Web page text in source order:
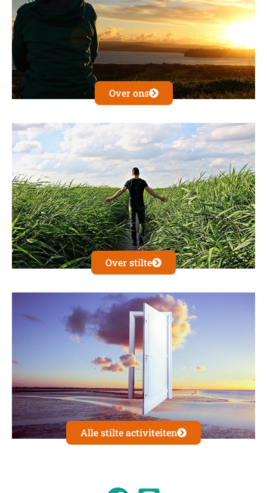
Over ons
Over stilte
Alle stilte activiteiten